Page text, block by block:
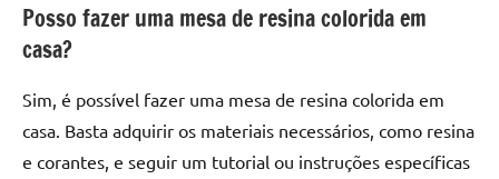
Posso fazer uma mesa de resina colorida em
casa?
Sim, é possível fazer uma mesa de resina colorida em
casa. Basta adquirir os materiais necessários, como resina
e corantes, e seguir um tutorial ou instruções específicas